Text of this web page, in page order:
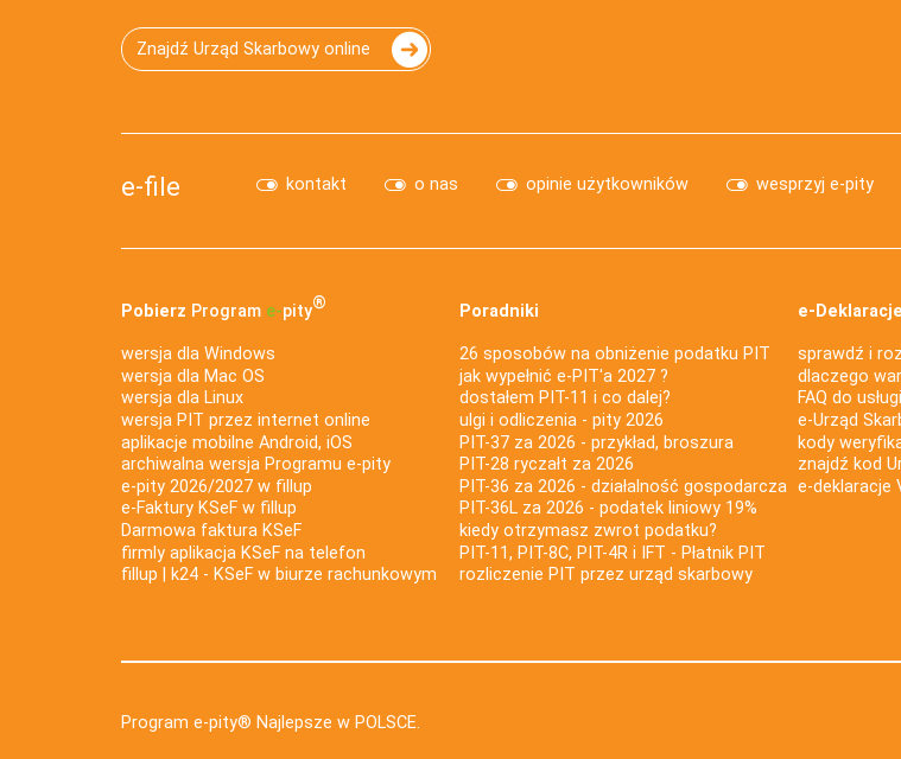
Znajdź Urząd Skarbowy online
e-file kontakt o nas opinie użytkowników wesprzyj e-pity
Pobierz Program e‑pity®
wersja dla Windows
wersja dla Mac OS
wersja dla Linux
wersja PIT przez internet online
aplikacje mobilne Android, iOS
archiwalna wersja Programu e-pity
e-pity 2026/2027 w fillup
e‑Faktury KSeF w fillup
Darmowa faktura KSeF
firmly aplikacja KSeF na telefon
fillup | k24 - KSeF w biurze rachunkowym
Poradniki
26 sposobów na obniżenie podatku PIT
jak wypełnić e-PIT'a 2027 ?
dostałem PIT-11 i co dalej?
ulgi i odliczenia - pity 2026
PIT-37 za 2026 - przykład, broszura
PIT-28 ryczałt za 2026
PIT-36 za 2026 - działalność gospodarcza
PIT-36L za 2026 - podatek liniowy 19%
kiedy otrzymasz zwrot podatku?
PIT-11, PIT-8C, PIT-4R i IFT - Płatnik PIT
rozliczenie PIT przez urząd skarbowy
e-Deklaracje
sprawdź i
dlaczego
FAQ do
e-Urząd
kody
znajdź kod
e-deklaracje
Program e-pity® Najlepsze w POLSCE.